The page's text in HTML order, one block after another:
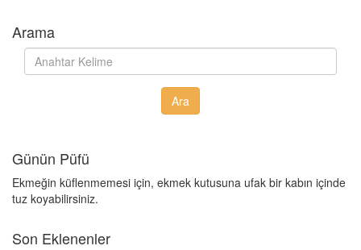
Arama
Günün Püfü
Ekmeğin küflenmemesi için, ekmek kutusuna ufak bir kabın içinde
tuz koyabilirsiniz.
Son Eklenenler